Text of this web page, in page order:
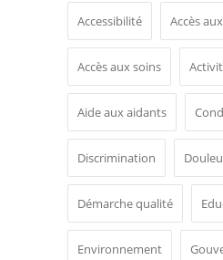
Accessibilité Accès
Accès aux soins
Aide aux aidants
Discrimination
Démarche qualité
Environnement